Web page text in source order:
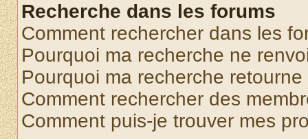
Recherche dans les forums
Comment rechercher dans les
Pourquoi ma recherche ne
Pourquoi ma recherche
Comment rechercher des
Comment puis-je trouver mes